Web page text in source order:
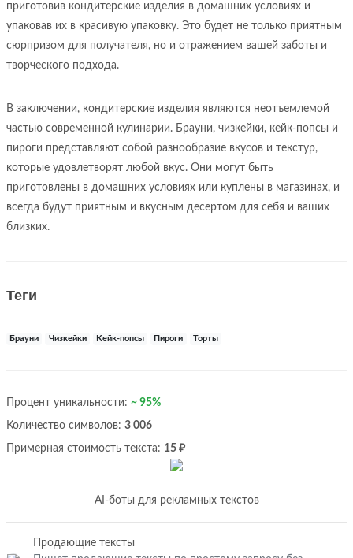
приготовив кондитерские изделия в домашних условиях и
упаковав их в красивую упаковку. Это будет не только приятным
сюрпризом для получателя, но и отражением вашей заботы и
творческого подхода.
В заключении, кондитерские изделия являются неотъемлемой
частью современной кулинарии. Брауни, чизкейки, кейк-попсы и
пироги представляют собой разнообразие вкусов и текстур,
которые удовлетворят любой вкус. Они могут быть
приготовлены в домашних условиях или куплены в магазинах, и
всегда будут приятным и вкусным десертом для себя и ваших
близких.
Теги
Брауни Чизкейки Кейк-попсы Пироги Торты
Процент уникальности: ~ 95%
Количество символов: 3 006
Примерная стоимость текста: 15 ₽
AI-боты для рекламных текстов
Продающие тексты